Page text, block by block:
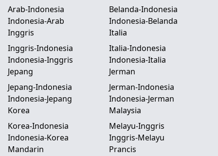
Arab-Indonesia
Indonesia-Arab
Belanda-Indonesia
Indonesia-Belanda
Inggris
Inggris-Indonesia
Indonesia-Inggris
Italia
Italia-Indonesia
Indonesia-Italia
Jepang
Jepang-Indonesia
Indonesia-Jepang
Jerman
Jerman-Indonesia
Indonesia-Jerman
Korea
Korea-Indonesia
Indonesia-Korea
Malaysia
Melayu-Inggris
Inggris-Melayu
Mandarin
Prancis